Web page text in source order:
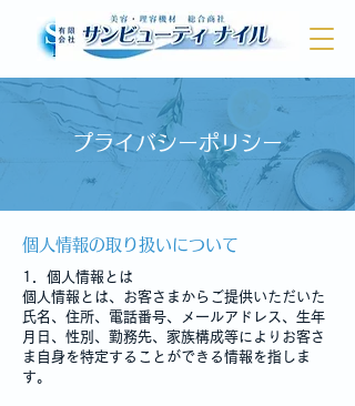
プライバシーポリシー
​個人情報の取り扱いについて
1．個人情報とは
個人情報とは、お客さまからご提供いただいた
氏名、住所、電話番号、メールアドレス、生年
月日、性別、勤務先、家族構成等によりお客さ
ま自身を特定することができる情報を指しま
す。